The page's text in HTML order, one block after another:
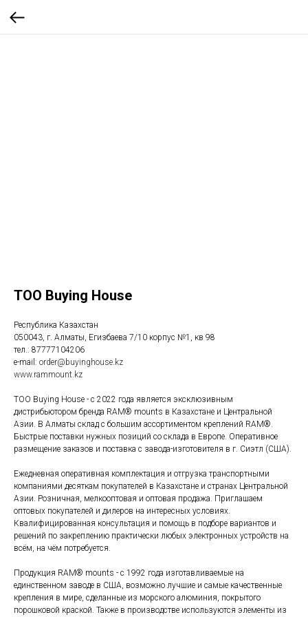
ТОО Buying House
Республика Казахстан
050043, г. Алматы, Егизбаева 7/10 корпус №1, кв 98
тел.: 87777104206
e-mail: order@buyinghouse.kz
www.rammount.kz
ТОО Buying House - с 2022 года является эксклюзивным
дистрибьютором бренда RAM® mounts в Казахстане и Центральной
Азии. В Алматы склад с большим ассортиментом креплений RAM®.
Быстрые поставки нужных позиций со склада в Европе. Оперативное
размещение заказов и поставка с завода-изготовителя в г. Сиэтл (США).
Ежедневная оперативная комплектация и отгрузка транспортными
компаниями десяткам покупателей в Казахстане и странах Центральной
Азии. Розничная, мелкооптовая и оптовая продажа. Приглашаем
оптовых покупателей и дилеров на интересных условиях.
Квалифицированная консультация и помощь в подборе вариантов и
решений по закреплению практически любых электронных устройств на
всём, на чём потребуется.
Продукция RAM® mounts - с 1992 года изготавливаемые на
единственном заводе в США, возможно лучшие и самые качественные
крепления в мире, сделанные из морского алюминия, покрытого
порошковой краской. Также в производстве используются элементы из